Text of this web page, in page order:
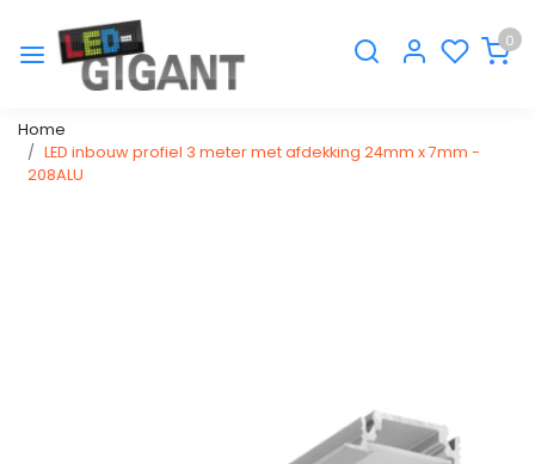
0
Home
LED inbouw profiel 3 meter met afdekking 24mm x 7mm -
208ALU